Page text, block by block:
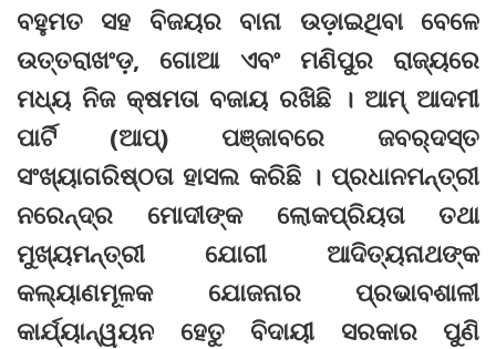
ବହୁମତ ସହ ବିଜୟର ବାନା ଉଡ଼ାଇଥିବା ବେଳେ
ଉତ୍ତରାଖଂଡ଼, ଗୋଆ ଏବଂ ମଣିପୁର ରାଜ୍ୟରେ
ମଧ୍ୟ ନିଜ କ୍ଷମତା ବଜାୟ ରଖିଛି । ଆମ୍ ଆଦମୀ
ପାର୍ଟି (ଆପ୍‌) ପଞ୍ଜାବରେ ଜବର୍‌ଦସ୍ତ
ସଂଖ୍ୟାଗରିଷ୍ଠତା ହାସଲ କରିଛି । ପ୍ରଧାନମନ୍ତ୍ରୀ
ନରେନ୍ଦ୍ର ମୋଦୀଙ୍କ ଲୋକପ୍ରିୟତା ତଥା
ମୁଖ୍ୟମନ୍ତ୍ରୀ ଯୋଗୀ ଆଦିତ୍ୟନାଥଙ୍କ
କଲ୍ୟାଣମୂଳକ ଯୋଜନାର ପ୍ରଭାବଶାଳୀ
କାର୍ଯ୍ୟାନ୍ୱୟନ ହେତୁ ବିଦାୟୀ ସରକାର ପୁଣି